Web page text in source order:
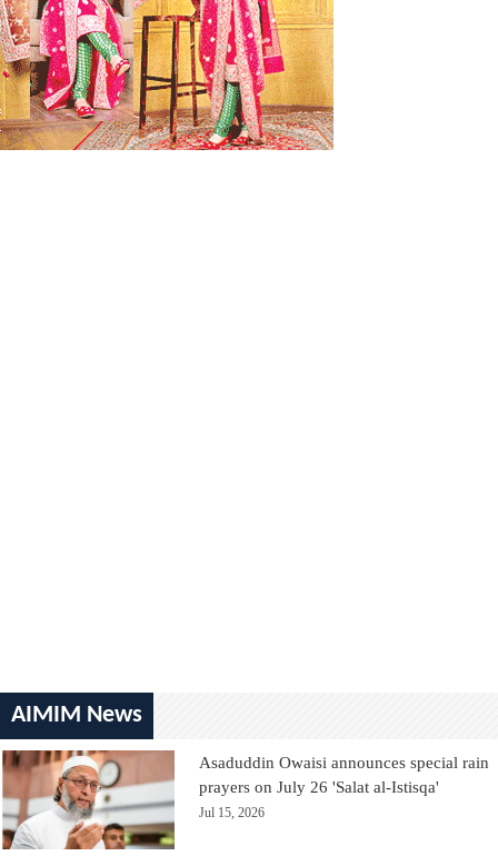
AIMIM News
Asaduddin Owaisi announces special rain
prayers on July 26 'Salat al-Istisqa'
Jul 15, 2026